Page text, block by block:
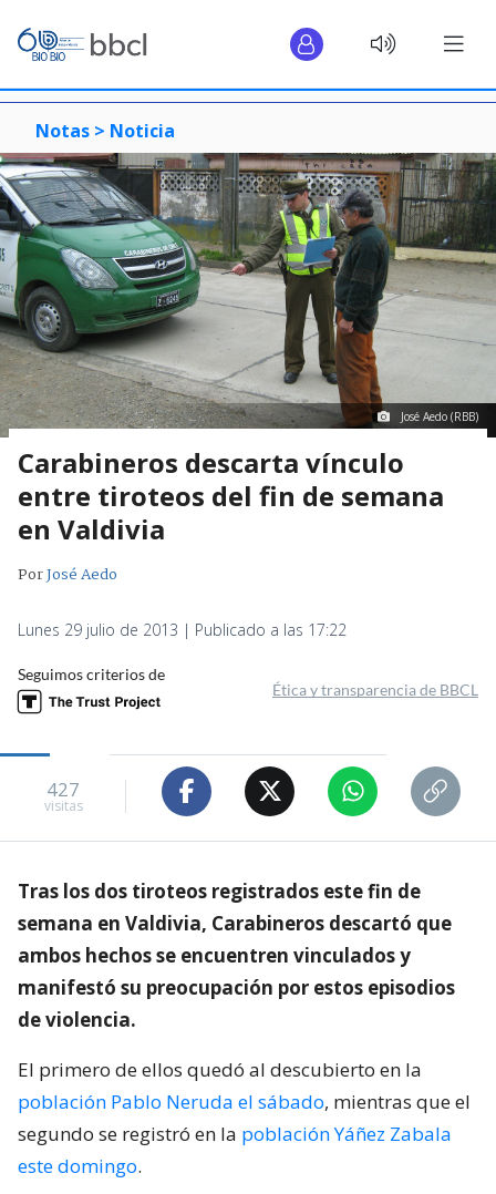
Notas > Noticia
José Aedo (RBB)
Carabineros descarta vínculo
entre tiroteos del fin de semana
en Valdivia
PorJosé Aedo
Lunes 29 julio de 2013 | Publicado a las 17:22
Seguimos criterios de
Ética y transparencia de BBCL
427
visitas
Tras los dos tiroteos registrados este fin de
semana en Valdivia, Carabineros descartó que
ambos hechos se encuentren vinculados y
manifestó su preocupación por estos episodios
de violencia.
El primero de ellos quedó al descubierto en la
población Pablo Neruda el sábado, mientras que el
segundo se registró en la población Yáñez Zabala
este domingo.